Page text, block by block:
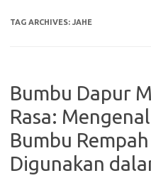
TAG ARCHIVES: JAHE
Bumbu Dapur
Rasa:
Bumbu
Digunakan